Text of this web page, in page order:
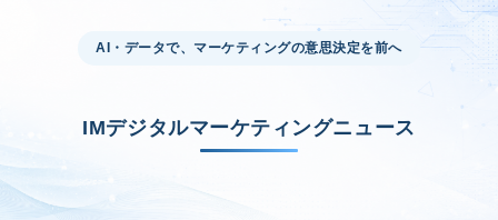
AI・データで、マーケティングの意思決定を前へ
IMデジタルマーケティングニュース